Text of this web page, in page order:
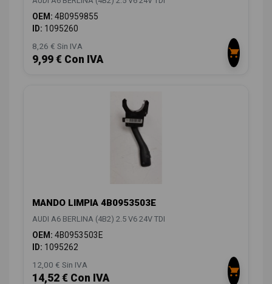
OEM: 4B0959855
ID: 1095260
8,26 € Sin IVA
9,99 € Con IVA
MANDO LIMPIA 4B0953503E
AUDI A6 BERLINA (4B2) 2.5 V6 24V TDI
OEM: 4B0953503E
ID: 1095262
12,00 € Sin IVA
14,52 € Con IVA